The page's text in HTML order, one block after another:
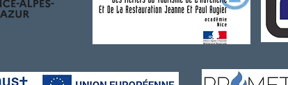
{Concours }Trophée Delair -